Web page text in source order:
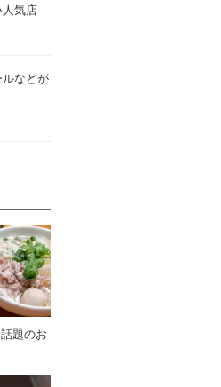
人気店
などが
題のお